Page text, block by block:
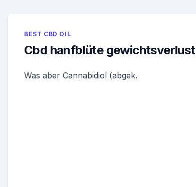
BEST CBD OIL
Cbd hanfblüte gewichtsverlust
Was aber Cannabidiol (abgek.